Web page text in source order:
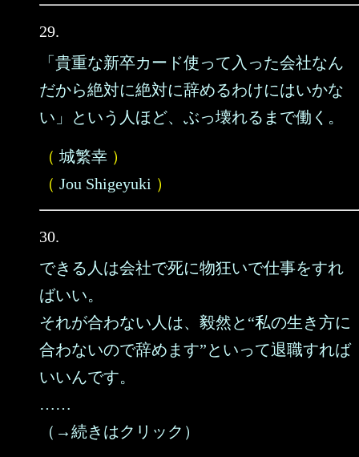
29.
「貴重な新卒カード使って入った会社なん
だから絶対に絶対に辞めるわけにはいかな
い」という人ほど、ぶっ壊れるまで働く。
（ 城繁幸 ）
（ Jou Shigeyuki ）
30.
できる人は会社で死に物狂いで仕事をすれ
ばいい。
それが合わない人は、毅然と“私の生き方に
合わないので辞めます”といって退職すれば
いいんです。
……
（→続きはクリック）